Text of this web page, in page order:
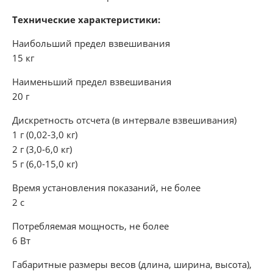
Технические характеристики:
Наибольший предел взвешивания
15 кг
Наименьший предел взвешивания
20 г
Дискретность отсчета (в интервале взвешивания)
1 г (0,02-3,0 кг)
2 г (3,0-6,0 кг)
5 г (6,0-15,0 кг)
Время установления показаний, не более
2 с
Потребляемая мощность, не более
6 Вт
Габаритные размеры весов (длина, ширина, высота),